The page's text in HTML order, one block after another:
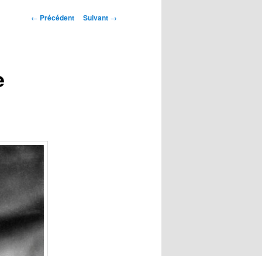
Navigation
← Précédent Suivant →